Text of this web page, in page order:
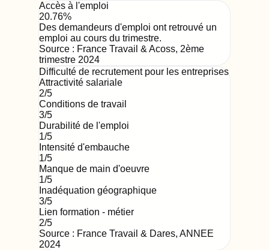
Accès à l'emploi
20.76%
Des demandeurs d'emploi ont retrouvé un
emploi au cours du trimestre.
Source : France Travail & Acoss, 2ème
trimestre 2024
Difficulté de recrutement pour les entreprises
Attractivité salariale
2/5
Conditions de travail
3/5
Durabilité de l'emploi
1/5
Intensité d'embauche
1/5
Manque de main d'oeuvre
1/5
Inadéquation géographique
3/5
Lien formation - métier
2/5
Source : France Travail & Dares, ANNEE
2024